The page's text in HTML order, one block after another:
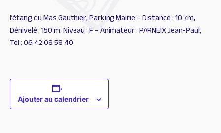
l’étang du Mas Gauthier, Parking Mairie – Distance : 10 km,
Dénivelé : 150 m. Niveau : F – Animateur : PARNEIX Jean-Paul,
Tel : 06 42 08 58 40
Ajouter au calendrier